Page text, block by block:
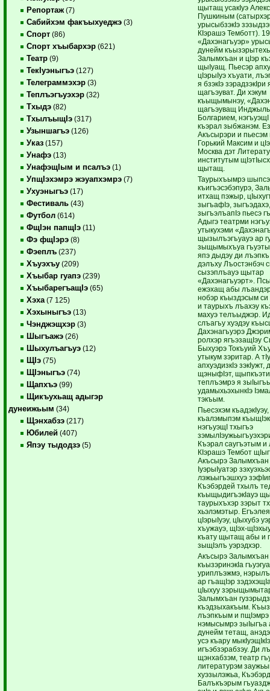
Репортаж (7)
Сабийхэм факъыхуеджэ (3)
Спорт (86)
Спорт хъыбархэр (621)
Театр (9)
ТекIуэныгъэ (127)
Телеграммэхэр (3)
Теплъэгъуэхэр (32)
Тхыдэ (82)
ТхылъыщIэ (317)
Узыншагъэ (126)
Указ (157)
Унафэ (13)
УнафэщIым и псалъэ (1)
УпщIэхэмрэ жэуапхэмрэ (7)
Ухуэныгъэ (17)
Фестиваль (43)
Футбол (614)
ФщIэн папщIэ (11)
Фэ фщIэрэ (8)
Фэеплъ (237)
Хъуэхъу (209)
Хъыбар гуапэ (239)
ХъыбарегъащIэ (65)
Хэха (7 125)
Хэхыныгъэ (13)
Чэнджэщхэр (3)
Шыгъажэ (26)
Шыхулъагъуэ (12)
ЩIэ (75)
ЩIэныгъэ (74)
Щапхъэ (99)
Щикъухьащ адыгэр
дунеижьым (34)
Щэнхабзэ (217)
Юбилей (407)
Япэу тыдодзэ (5)
щытащ усакIуэ
Пушкиным
урысыбзэкIэ
КIэрашэ Темботт).
«Дахэнагъуэр»
дунейм
Залымхъан и цIэр
щыIуащ. Пьесэр
цIэрыIуэ хъуати,
я бзэкIэ зэрадзэкIри
щагъэуват. Ди хэкум
къыщымынэу,
щагъэуващ
Болгарием,
къэрал зыбжанэм.
Акъсырэри и пьесэм
Горький Максим и
Москва дэт
институтым
щытащ.
Таурыхъымрэ
къигъэсэбэпурэ,
итхащ пэжыр,
зыгъафIэ, зыгъэдахэ,
зыгъэлъапIэ пьесэ
Адыгэ театрми
утыкухэми
щызылъэгъуауэ ар
зыщымыхъуа
япэ дыдэу ди
дэлъху Лъостэнбэч
сызэплъауэ щытар
«Дахэнагъуэрт».
ежэхащ абы
нобэр къыздэсым си
и таурыхъ лъахэу
махуэ телъыджэр.
слъагъу хуэдэу
Дахэнагъуэрэ
ролхэр ягъэзащIэу
Быхуэрэ Токъуий
утыкум зэритар. А
апхуэдизкIэ зэкIужт,
щэныфIэт,
теплъэмрэ я
удамыхьэхынкIэ
тэкъым.
Пьесэхэм
къалэмыпэм
нэгъуэщI тхыгъэ
Къэрал саугъэтым и
КIэрашэ Тембот
Акъсырэ Залымхъан
IуэрыIуатэр
лэжьыгъэшхуэ
Къэбэрдей тхылъ
къыщыдигъэкIауэ
таурыхъхэр зэрыт
хьэлэмэтыр.
цIэрыIуэу, цIыхубэ
хъужауэ, щIэх-
къату щытащ абы и
зыщIэлъ уэрэдхэр.
Акъсырэ Залымхъан
къызэринэкIа
уриплъэжмэ,
ар гъащIэр
цIыхуу
Залымхъан
къэдзыхакъым.
лъэпкъым и пщIэмрэ
нэмысымрэ зыIыгъа
дунейм тетащ,
усэ къару мыкIуэщIкIэ
игъэбзэрабзэу. Ди
щэнхабзэм, театр
литературэм
хуэзылэжьа,
Балъкъэрым